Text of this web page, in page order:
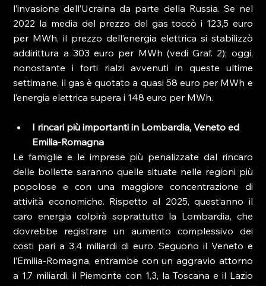
l’invasione dell’Ucraina da parte della Russia. Se nel
2022 la media del prezzo del gas toccò i 123,5 euro
per MWh, il prezzo dell’energia elettrica si stabilizzò
addirittura a 303 euro per MWh (vedi Graf. 2); oggi,
nonostante i forti rialzi avvenuti in queste ultime
settimane, il gas è quotato a quasi 58 euro per MWh e
l’energia elettrica supera i 148 euro per MWh.
I rincari più importanti in Lombardia, Veneto ed
Emilia-Romagna
Le famiglie e le imprese più penalizzate dal rincaro
delle bollette saranno quelle situate nelle regioni più
popolose e con una maggiore concentrazione di
attività economiche. Rispetto al 2025, quest’anno il
caro energia colpirà soprattutto la Lombardia, che
dovrebbe registrare un aumento complessivo dei
costi pari a 3,4 miliardi di euro. Seguono il Veneto e
l’Emilia-Romagna, entrambe con un aggravio attorno
a 1,7 miliardi, il Piemonte con 1,3, la Toscana e il Lazio